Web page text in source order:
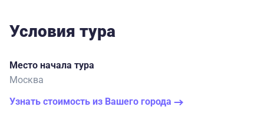
Условия тура
Место начала тура
Москва
Узнать стоимость из Вашего города